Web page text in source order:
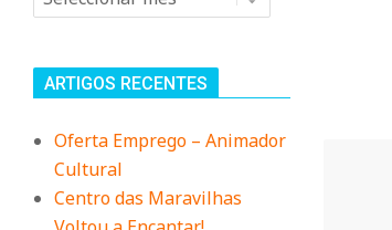
i
t
ARTIGOS RECENTES
Oferta Emprego – Animador
Cultural
Centro das Maravilhas